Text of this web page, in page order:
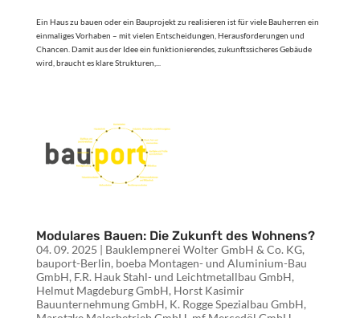
Ein Haus zu bauen oder ein Bauprojekt zu realisieren ist für viele Bauherren ein
einmaliges Vorhaben – mit vielen Entscheidungen, Herausforderungen und
Chancen. Damit aus der Idee ein funktionierendes, zukunftssicheres Gebäude
wird, braucht es klare Strukturen,...
Modulares Bauen: Die Zukunft des Wohnens?
04. 09. 2025 | Bauklempnerei Wolter GmbH & Co. KG,
bauport-Berlin, boeba Montagen- und Aluminium-Bau
GmbH, F.R. Hauk Stahl- und Leichtmetallbau GmbH,
Helmut Magdeburg GmbH, Horst Kasimir
Bauunternehmung GmbH, K. Rogge Spezialbau GmbH,